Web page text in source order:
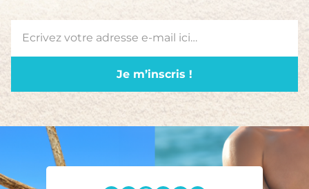
Je m’inscris !